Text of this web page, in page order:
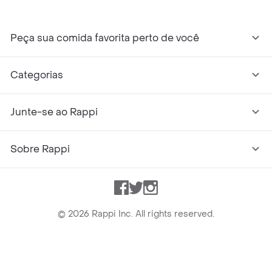
Peça sua comida favorita perto de você
Categorias
Junte-se ao Rappi
Sobre Rappi
Facebook
TwitterInstagram
© 2026 Rappi Inc. All rights reserved.